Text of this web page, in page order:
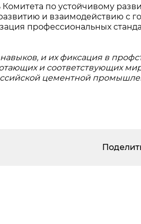
Комитета по устойчивому
и взаимодействию с
профессиональных
и их фиксация в
и соответствующих
цементной